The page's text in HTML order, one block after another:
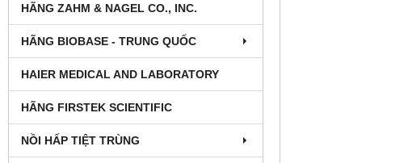
HÃNG ZAHM & NAGEL CO., INC.
HÃNG BIOBASE - TRUNG QUỐC
HAIER MEDICAL AND LABORATORY
HÃNG FIRSTEK SCIENTIFIC
NỒI HẤP TIỆT TRÙNG